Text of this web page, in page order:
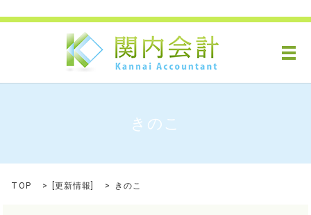
メ
きのこ
TOP 更新情報 きのこ